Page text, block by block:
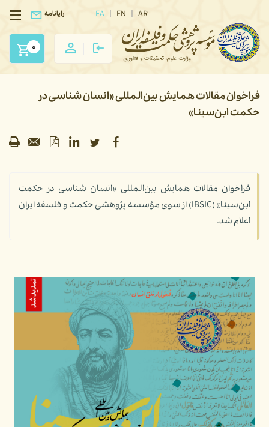
FA EN AR رایانامه
0
فراخوان مقالات همایش بین‌المللی «انسان شناسی در
حکمت ابن‌سینا»
فراخوان مقالات همایش بین‌المللی «انسان شناسی در حکمت
ابن‌سینا» (IBSIC) از سوی مؤسسه پژوهشی حکمت و فلسفه ایران
اعلام شد.